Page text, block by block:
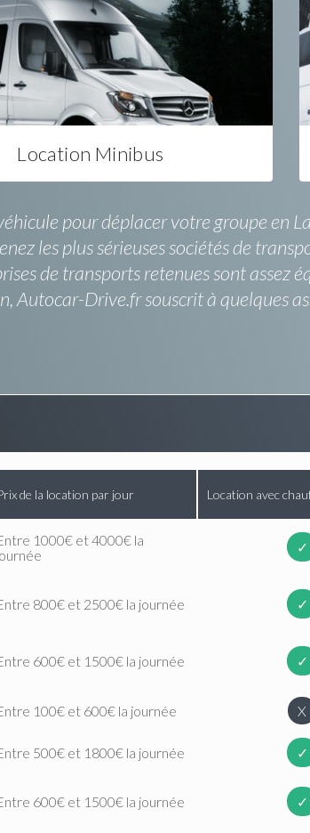
Location Minibus
pour déplacer votre groupe en
les plus sérieuses sociétés de
de transports retenues sont assez
Autocar-Drive.fr souscrit à quelques
de la location par jour Location avec
1000€ et 4000€ la
✓
800€ et 2500€ la journée ✓
600€ et 1500€ la journée ✓
100€ et 600€ la journée X
500€ et 1800€ la journée ✓
600€ et 1500€ la journée ✓